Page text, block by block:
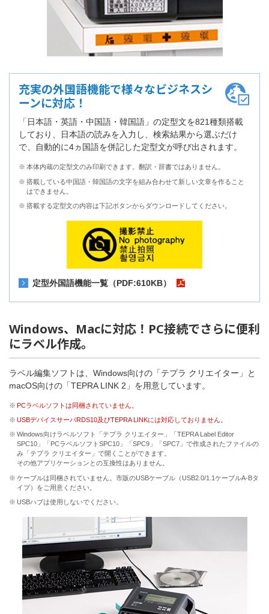
充実の外国語機能で様々なビジネスシ
ーンに対応！
「日本語・英語・中国語・韓国語」の定型文を821種類搭載
しており、日本語の読みを入力し、検索結果から選ぶだけ
で、自動的に4ヵ国語を併記した定型文が呼び出されます。
※ 本体内蔵の定型文のみ印刷できます。翻訳・辞書ではありません。
※ 搭載している中国語・韓国語の文字を組み合わせて新しい文章を作ること
はできません。
※ 搭載する定型文の内容は下記ボタンからダウンロードしてください。
定型外国語機能一覧（PDF:610KB）
Windows、Macに対応！PC接続でさらに便利
にラベル作成。
ラベル編集ソフトは、Windows向けの「テプラ クリエイター」と
macOS向けの「TEPRA LINK 2」を用意しています。
※ PCラベルソフトは同梱されていません。
※ USBデバイスサーバRDS10及びTEPRA LINKには対応しておりません。
※ Windows向けラベルソフト「テプラ クリエイター」「TEPRA Label Editor
SPC10」「PCラベルソフトSPC10」「SPC9」「SPC7」で作成されたファイルの
み「テプラ クリエイター」で開くことができます。
その他アプリケーションとの互換性はありません。
※ ケーブルは同梱されていません。市販のUSBケーブル（USB2.0/1.1ケーブルA-Bタ
イプ）をご用意ください。
※ USBハブは使用しないでください。